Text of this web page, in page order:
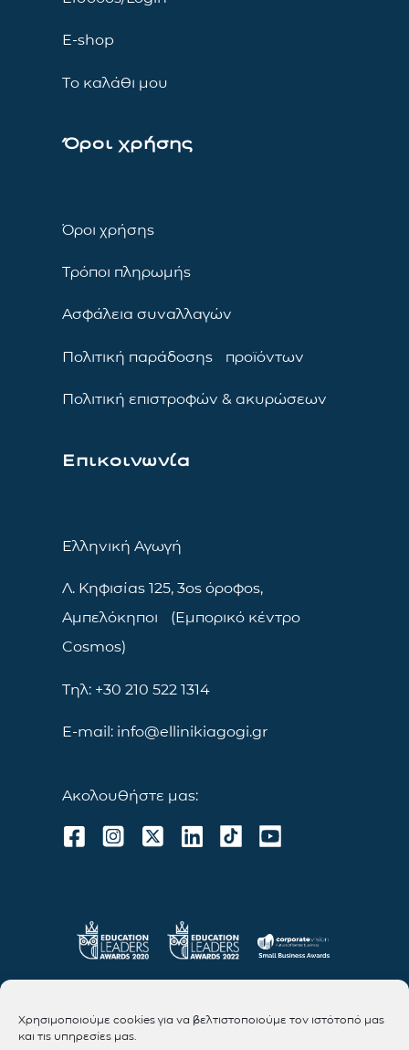
Χρησιμοποιούμε cookies για να βελτιστοποιούμε τον ιστότοπό μας
και τις υπηρεσίες μας.
E-shop
Το καλάθι μου
Όροι χρήσης
Όροι χρήσης
Τρόποι πληρωμής
Ασφάλεια συναλλαγών
Πολιτική παράδοσης προϊόντων
Πολιτική επιστροφών & ακυρώσεων
Επικοινωνία
Ελληνική Αγωγή
Λ. Κηφισίας 125, 3ος όροφος,
Αμπελόκηποι (Εμπορικό κέντρο
Cosmos)
Τηλ: +30 210 522 1314
E-mail: info@ellinikiagogi.gr
Ακολουθήστε μας: